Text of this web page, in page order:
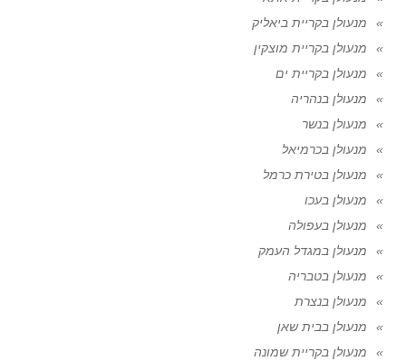
מנעולן בקריית ביאליק
מנעולן בקריית מוצקין
מנעולן בקריית ים
מנעולן בנהריה
מנעולן בנשר
מנעולן בכרמיאל
מנעולן בטירת כרמל
מנעולן בעכו
מנעולן בעפולה
מנעולן במגדל העמק
מנעולן בטבריה
מנעולן בנצרת
מנעולן בבית שאן
מנעולן בקריית שמונה